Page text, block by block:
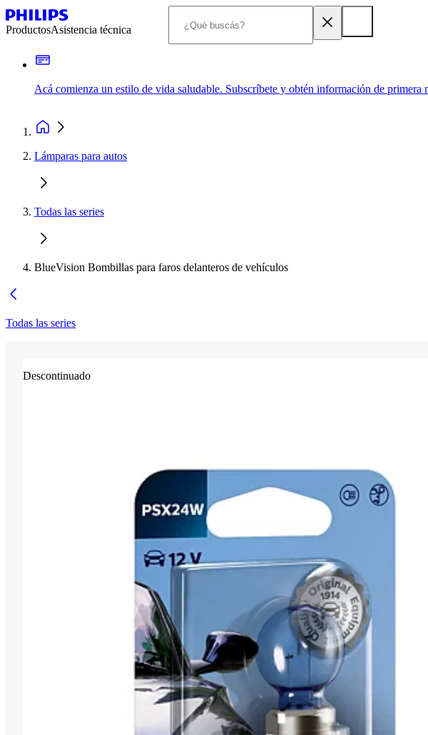
ProductosAsistencia técnica
Acá comienza un estilo de vida saludable. Subscríbete y obtén información de primera
Lámparas para autos
Todas las series
BlueVision Bombillas para faros delanteros de vehículos
Todas las series
Descontinuado